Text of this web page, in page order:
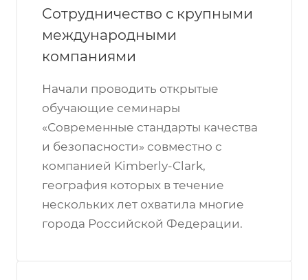
Сотрудничество с крупными
международными
компаниями
Начали проводить открытые
обучающие семинары
«Современные стандарты качества
и безопасности» совместно с
компанией Kimberly-Clark,
география которых в течение
нескольких лет охватила многие
города Российской Федерации.